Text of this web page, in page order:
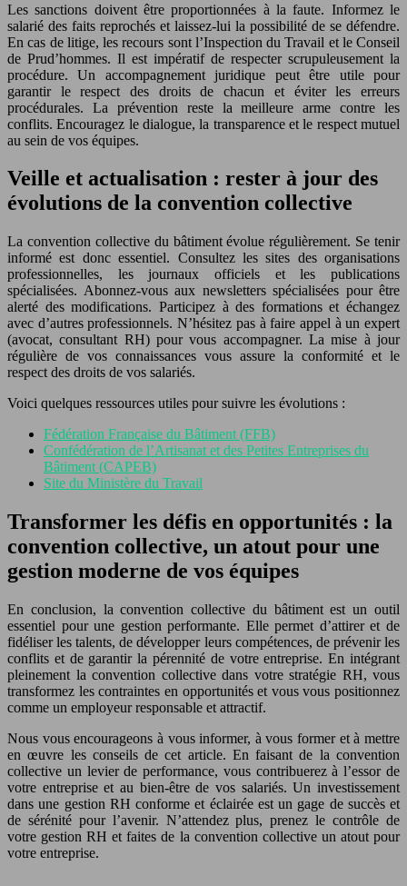
Les sanctions doivent être proportionnées à la faute. Informez le
salarié des faits reprochés et laissez-lui la possibilité de se défendre.
En cas de litige, les recours sont l’Inspection du Travail et le Conseil
de Prud’hommes. Il est impératif de respecter scrupuleusement la
procédure. Un accompagnement juridique peut être utile pour
garantir le respect des droits de chacun et éviter les erreurs
procédurales. La prévention reste la meilleure arme contre les
conflits. Encouragez le dialogue, la transparence et le respect mutuel
au sein de vos équipes.
Veille et actualisation : rester à jour des
évolutions de la convention collective
La convention collective du bâtiment évolue régulièrement. Se tenir
informé est donc essentiel. Consultez les sites des organisations
professionnelles, les journaux officiels et les publications
spécialisées. Abonnez-vous aux newsletters spécialisées pour être
alerté des modifications. Participez à des formations et échangez
avec d’autres professionnels. N’hésitez pas à faire appel à un expert
(avocat, consultant RH) pour vous accompagner. La mise à jour
régulière de vos connaissances vous assure la conformité et le
respect des droits de vos salariés.
Voici quelques ressources utiles pour suivre les évolutions :
Fédération Française du Bâtiment (FFB)
Confédération de l’Artisanat et des Petites Entreprises du
Bâtiment (CAPEB)
Site du Ministère du Travail
Transformer les défis en opportunités : la
convention collective, un atout pour une
gestion moderne de vos équipes
En conclusion, la convention collective du bâtiment est un outil
essentiel pour une gestion performante. Elle permet d’attirer et de
fidéliser les talents, de développer leurs compétences, de prévenir les
conflits et de garantir la pérennité de votre entreprise. En intégrant
pleinement la convention collective dans votre stratégie RH, vous
transformez les contraintes en opportunités et vous vous positionnez
comme un employeur responsable et attractif.
Nous vous encourageons à vous informer, à vous former et à mettre
en œuvre les conseils de cet article. En faisant de la convention
collective un levier de performance, vous contribuerez à l’essor de
votre entreprise et au bien-être de vos salariés. Un investissement
dans une gestion RH conforme et éclairée est un gage de succès et
de sérénité pour l’avenir. N’attendez plus, prenez le contrôle de
votre gestion RH et faites de la convention collective un atout pour
votre entreprise.